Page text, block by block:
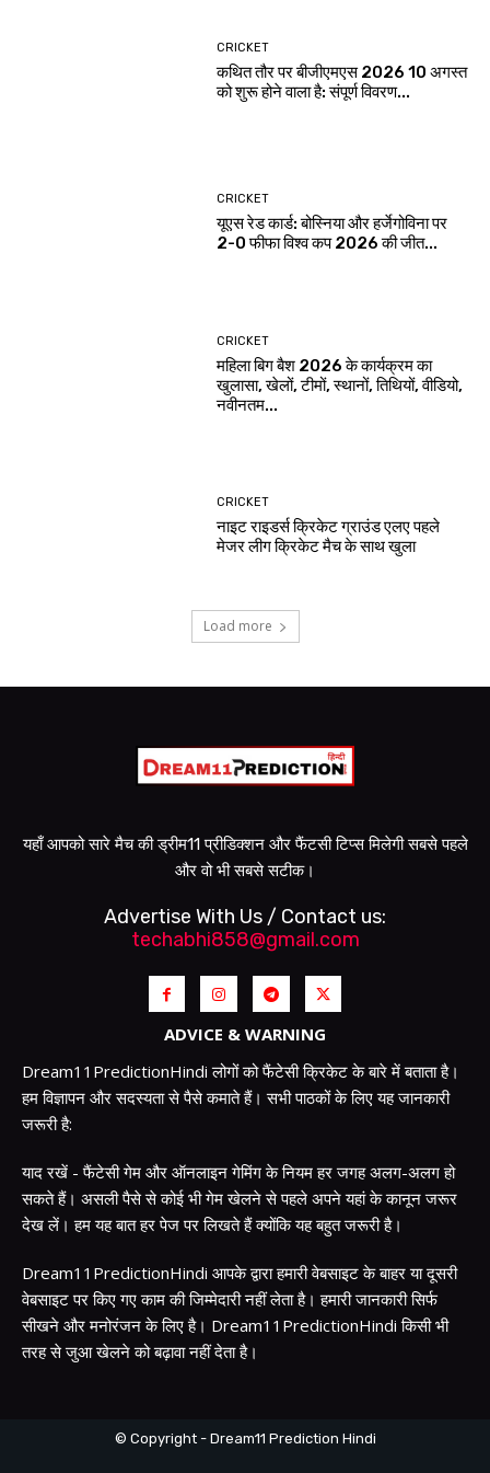
CRICKET
कथित तौर पर बीजीएमएस 2026 10 अगस्त
को शुरू होने वाला है: संपूर्ण विवरण...
CRICKET
यूएस रेड कार्ड: बोस्निया और हर्जेगोविना पर
2-0 फीफा विश्व कप 2026 की जीत...
CRICKET
महिला बिग बैश 2026 के कार्यक्रम का
खुलासा, खेलों, टीमों, स्थानों, तिथियों, वीडियो,
नवीनतम...
CRICKET
नाइट राइडर्स क्रिकेट ग्राउंड एलए पहले
मेजर लीग क्रिकेट मैच के साथ खुला
Load more
यहाँ आपको सारे मैच की ड्रीम11 प्रीडिक्शन और फैंटसी टिप्स मिलेगी सबसे पहले
और वो भी सबसे सटीक।
Advertise With Us / Contact us:
techabhi858@gmail.com
ADVICE & WARNING
Dream11PredictionHindi लोगों को फैंटेसी क्रिकेट के बारे में बताता है।
हम विज्ञापन और सदस्यता से पैसे कमाते हैं। सभी पाठकों के लिए यह जानकारी
जरूरी है:
याद रखें - फैंटेसी गेम और ऑनलाइन गेमिंग के नियम हर जगह अलग-अलग हो
सकते हैं। असली पैसे से कोई भी गेम खेलने से पहले अपने यहां के कानून जरूर
देख लें। हम यह बात हर पेज पर लिखते हैं क्योंकि यह बहुत जरूरी है।
Dream11PredictionHindi आपके द्वारा हमारी वेबसाइट के बाहर या दूसरी
वेबसाइट पर किए गए काम की जिम्मेदारी नहीं लेता है। हमारी जानकारी सिर्फ
सीखने और मनोरंजन के लिए है। Dream11PredictionHindi किसी भी
तरह से जुआ खेलने को बढ़ावा नहीं देता है।
© Copyright - Dream11 Prediction Hindi